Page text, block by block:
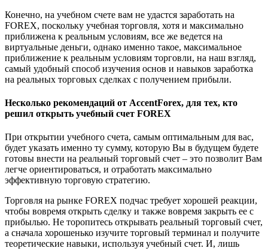
Конечно, на учебном счете вам не удастся заработать на
FOREX, поскольку учебная торговля, хотя и максимально
приближена к реальным условиям, все же ведется на
виртуальные деньги, однако именно такое, максимальное
приближение к реальным условиям торговли, на наш взгляд,
самый удобный способ изучения основ и навыков заработка
на реальных торговых сделках с получением прибыли.
Несколько рекомендаций от AccentForex, для тех, кто
решил открыть учебный счет FOREX
При открытии учебного счета, самым оптимальным для вас,
будет указать именно ту сумму, которую Вы в будущем будете
готовы внести на реальный торговый счет – это позволит Вам
легче ориентироваться, и отработать максимально
эффективную торговую стратегию.
Торговля на рынке FOREX подчас требует хорошей реакции,
чтобы вовремя открыть сделку и также вовремя закрыть ее с
прибылью. Не торопитесь открывать реальный торговый счет,
а сначала хорошенько изучите торговый терминал и получите
теоретические навыки, используя учебный счет. И, лишь